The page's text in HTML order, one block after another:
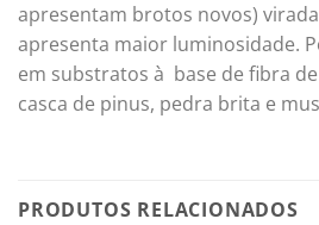
apresentam brotos novos)
apresenta maior luminosidade.
em substratos à base de fibra
casca de pinus, pedra brita e
PRODUTOS RELACIONADOS